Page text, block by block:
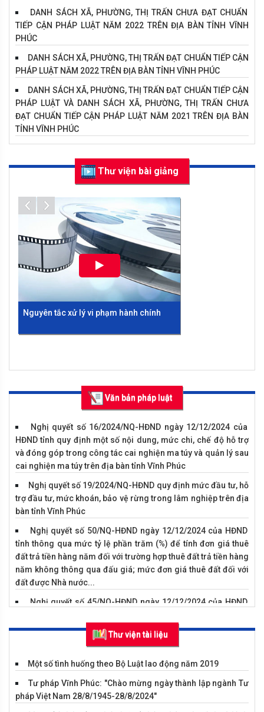
DANH SÁCH XÃ, PHƯỜNG, THỊ TRẤN CHƯA ĐẠT CHUẨN
TIẾP CẬN PHÁP LUẬT NĂM 2022 TRÊN ĐỊA BÀN TỈNH VĨNH
PHÚC
DANH SÁCH XÃ, PHƯỜNG, THỊ TRẤN ĐẠT CHUẨN TIẾP CẬN
PHÁP LUẬT NĂM 2022 TRÊN ĐỊA BÀN TỈNH VĨNH PHÚC
DANH SÁCH XÃ, PHƯỜNG, THỊ TRẤN ĐẠT CHUẨN TIẾP CẬN
PHÁP LUẬT VÀ DANH SÁCH XÃ, PHƯỜNG, THỊ TRẤN CHƯA
ĐẠT CHUẨN TIẾP CẬN PHÁP LUẬT NĂM 2021 TRÊN ĐỊA BÀN
TỈNH VĨNH PHÚC
DANH SÁCH CÁC XÃ, PHƯỜNG, THỊ TRẤN ĐẠT, CHƯA ĐẠT
NĂM 2020
Thông báo điều chỉnh về cơ cấu, giá trị giải thưởng cuộc
thi "Tìm hiểu Pháp luật trực tuyến"
Thể lệ Cuộc thi viết “Tìm hiểu Luật tiếp cận thông tin năm
2016”
Thông báo v/v tổ chức cuộc thi viết tìm hiểu Pháp luật về
đất đai.
Thư viện bài giảng
Nguyên tắc xử lý vi phạm hành chính
Văn bản pháp luật
Nghị quyết số 16/2024/NQ-HĐND ngày 12/12/2024 của
HĐND tỉnh quy định một số nội dung, mức chi, chế độ hỗ trợ
và đóng góp trong công tác cai nghiện ma túy và quản lý sau
cai nghiện ma túy trên địa bàn tỉnh Vĩnh Phúc
Nghị quyết số 19/2024/NQ-HĐND quy định mức đầu tư, hỗ
trợ đầu tư, mức khoán, bảo vệ rừng trong lâm nghiệp trên địa
bàn tỉnh Vĩnh Phúc
Nghị quyết số 50/NQ-HĐND ngày 12/12/2024 của HĐND
tỉnh thông qua mức tỷ lệ phần trăm (%) để tính đơn giá thuê
đất trả tiền hàng năm đối với trường hợp thuê đất trả tiền hàng
năm không thông qua đấu giá; mức đơn giá thuê đất đối với
đất được Nhà nước...
Nghị quyết số 45/NQ-HĐND ngày 12/12/2024 của HĐND
Nghị quyết số 18/2024/NQ-HĐND ngày 12/12/2024 của
HĐND tỉnh quy định mức chi cho các hoạt động khuyến công
trên địa bàn tỉnh Vĩnh Phúc
Nghị quyết số 17/2024/NQ-HĐND ngày 12/12/2024 của
HĐND tỉnh bãi bỏ các Nghị quyết của Hội đồng nhân dân tỉnh
Vĩnh Phúc
Thư viện tài liệu
Một số tình huống theo Bộ Luật lao động năm 2019
Tư pháp Vĩnh Phúc: "Chào mừng ngày thành lập ngành Tư
pháp Việt Nam 28/8/1945-28/8/2024"
Những điểm mới của Bộ luật Hình sự
2015 bảo đảm quyền con người
Vụ án hình sự về tội trộm cắm tài sản
Vĩnh Tường tổ chức tiết học ngoại